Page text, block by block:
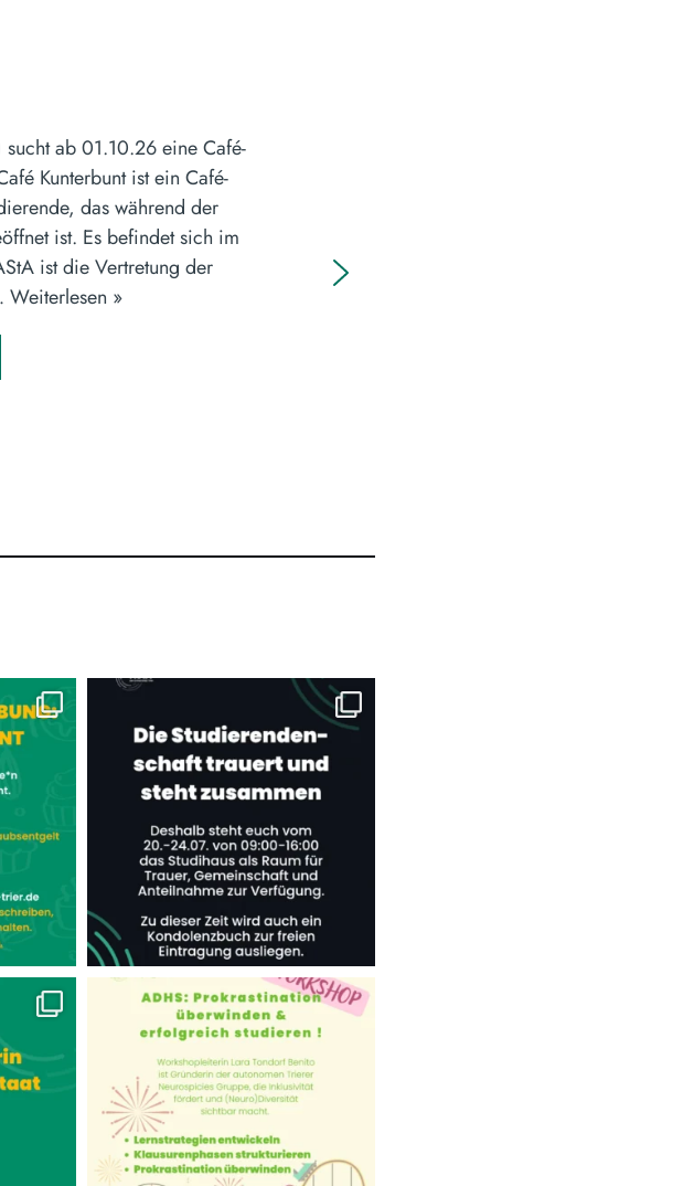
ab 01.10.26 eine Café-
Kunterbunt ist ein Café-
das während der
ist. Es befindet sich im
ist die Vertretung der
Weiterlesen »